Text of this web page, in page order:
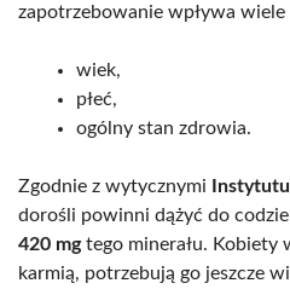
zapotrzebowanie wpływa
wiek,
płeć,
ogólny stan zdrowia.
Zgodnie z wytycznymi
dorośli powinni dążyć do
420 mgtego minerału. Kobiety
karmią, potrzebują go jeszcze